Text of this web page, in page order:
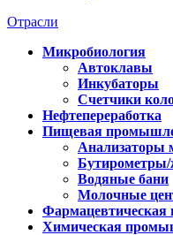
Отрасли
Микробиология
Автоклавы
Инкубаторы
Счетчики
Нефтепереработка
Пищевая
Анализаторы
Водяные бани
Молочные
Химическая